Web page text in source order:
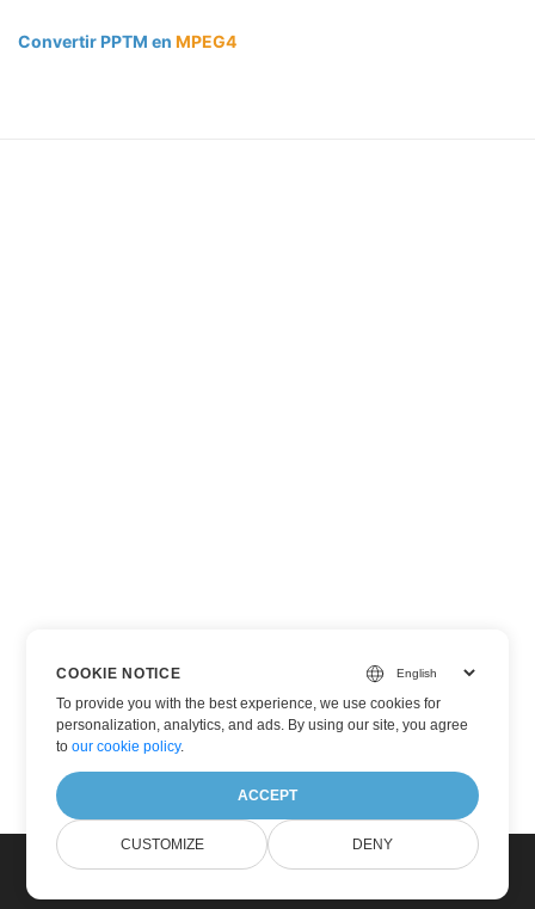
Convertir PPTM en MPEG4
COOKIE NOTICE
To provide you with the best experience, we use cookies for
personalization, analytics, and ads. By using our site, you agree
toour cookie policy.
ACCEPT
CUSTOMIZE DENY